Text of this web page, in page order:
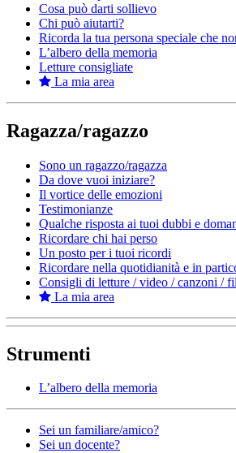
Cosa può darti sollievo
Chi può aiutarti?
Ricorda la tua persona speciale che
L’albero della memoria
Letture consigliate
La mia area
Ragazza/ragazzo
Sono un ragazzo/ragazza
Da dove vuoi iniziare?
Il vortice delle emozioni
Testimonianze
Qualche risposta ai tuoi dubbi e
Ricordare chi hai perso
Un posto per i tuoi ricordi
Ricordare nella quotidianità e in
Consigli di letture / video / canzoni /
La mia area
Strumenti
L’albero della memoria
AltroSei un familiare/amico?
Sei un docente?